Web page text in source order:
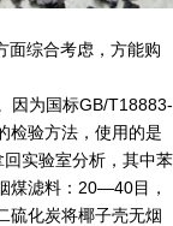
综合考虑，方能购
为国标GB/T18883-
检验方法，使用的是
实验室分析，其中苯
煤滤料：20—40目，
硫化炭将椰子壳无烟